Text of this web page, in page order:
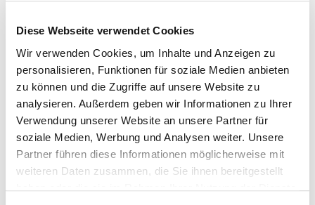
Diese Webseite verwendet Cookies
Wir verwenden Cookies, um Inhalte und Anzeigen zu
personalisieren, Funktionen für soziale Medien anbieten
zu können und die Zugriffe auf unsere Website zu
analysieren. Außerdem geben wir Informationen zu Ihrer
Verwendung unserer Website an unsere Partner für
soziale Medien, Werbung und Analysen weiter. Unsere
Partner führen diese Informationen möglicherweise mit
weiteren Daten zusammen, die Sie ihnen bereitgestellt
sich der Eigenverbrauch erhöhen und die Energieeffizienz des
Haushalts nachhaltig verbessern.
Gleichzeitig leisten Photovoltaikanlagen einen wichtigen
Beitrag zur regionalen Energiewende. Jede installierte Anlage
reduziert den Einsatz fossiler Energieträger und stärkt die
dezentrale Energieversorgung vor Ort. Betreiber profitieren
zusätzlich von langfristiger Planungssicherheit und stabileren
Energiekosten.